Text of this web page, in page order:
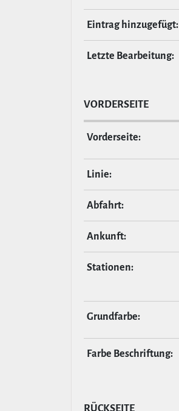
Eintrag hin­zu­ge­fügt:
Letzte Bear­bei­tung:
VOR­DER­SEITE
Vor­der­seite:
Linie:
Abfahrt:
Ankunft:
Stationen:
Grund­farbe:
Farbe Beschrif­tung:
RÜCKSEITE